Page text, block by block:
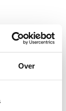
Over